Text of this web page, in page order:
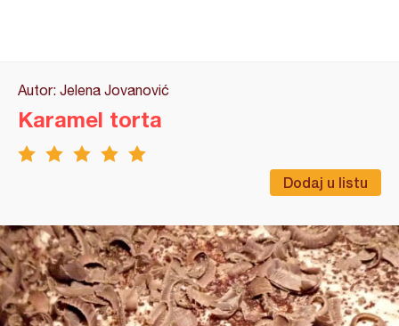
Autor: Jelena Jovanović
Dodaj u listu
Karamel torta